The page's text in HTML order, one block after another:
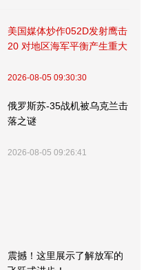
美国媒体炒作052D发射鹰击
20 对地区海军平衡产生重大
2026-08-05 09:30:30
俄罗斯苏-35战机被乌克兰击
落之谜
2026-08-05 09:26:41
震撼！这里展示了解放军的